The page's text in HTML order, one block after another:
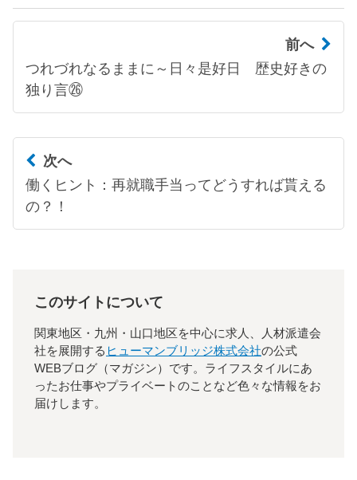
前へ
つれづれなるままに～日々是好日 歴史好きの
独り言㉖
次へ
働くヒント：再就職手当ってどうすれば貰える
の？！
このサイトについて
関東地区・九州・山口地区を中心に求人、人材派遣会
社を展開する ヒューマンブリッジ株式会社の公式
WEBブログ（マガジン）です。ライフスタイルにあ
ったお仕事やプライベートのことなど色々な情報をお
届けします。